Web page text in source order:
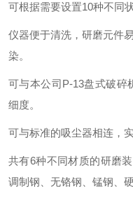
可根据需要设置10种不同
仪器便于清洗，研磨元件
染。
可与本公司P-13盘式破碎
细度。
可与标准的吸尘器相连，
共有6种不同材质的研磨
调制钢、无铬钢、锰钢、